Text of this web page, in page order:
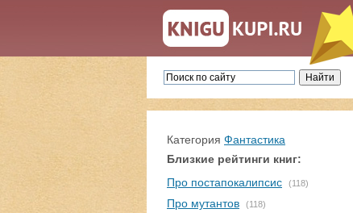
Категория Фантастика
Близкие рейтинги книг:
Про постапокалипсис
(118)
Про мутантов (118)